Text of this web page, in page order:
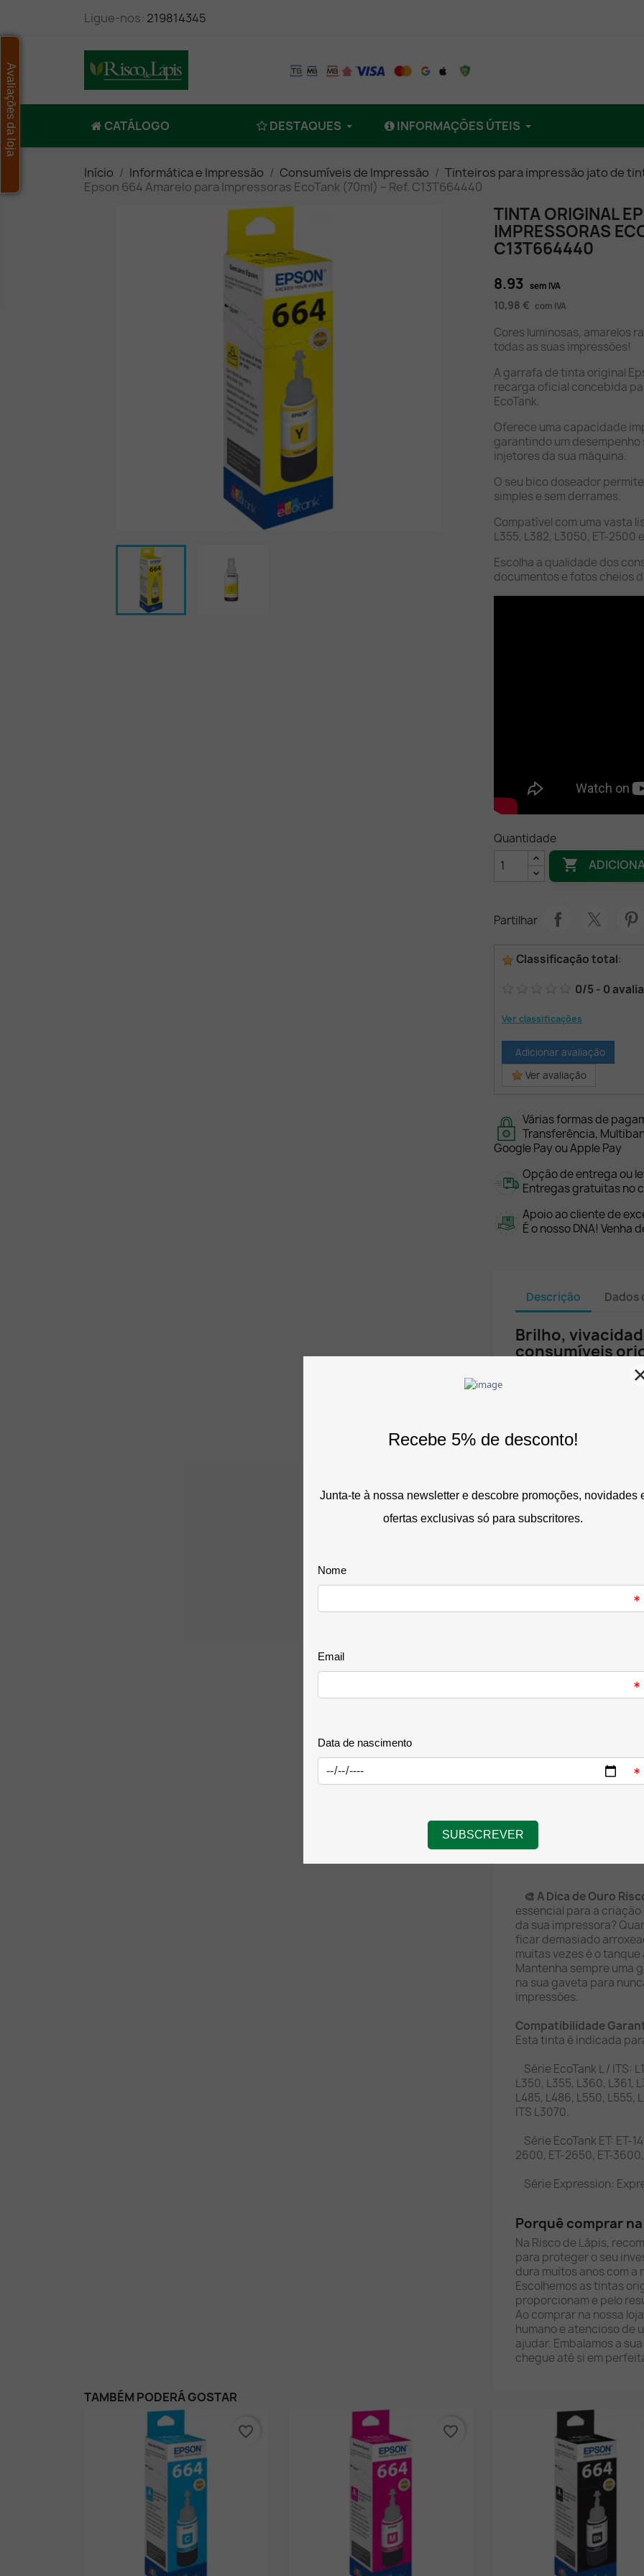
Ligue-nos: 219814345
CATÁLOGO DESTAQUES INFORMAÇÕES ÚTEIS
Início Informática e Impressão Consumíveis de Impressão Tinteiros para impressão jato de
Epson 664 Amarelo para Impressoras EcoTank (70ml) – Ref. C13T664440
TINTA ORIGINAL
IMPRESSORAS
C13T664440
8.93 sem IVA
10,98 € com IVA
Cores luminosas, amarelos
todas as suas impressões!
A garrafa de tinta original
recarga oficial concebida
EcoTank.
Oferece uma capacidade
garantindo um
injetores da sua máquina.
O seu bico doseador
simples e sem derrames.
Compatível com uma vasta
L355, L382, L3050, ET-2500
Escolha a qualidade dos
documentos e fotos cheios
Quantidade

Partilhar
Classificação total:
0/5 - 0
Ver classificações
Adicionar avaliação
Ver avaliação
Várias formas de
Transferência,
Google Pay ou Apple Pay
Opção de entrega ou
Entregas gratuitas no
Apoio ao cliente de
É o nosso DNA! Venha
Descrição Dados
Brilho,
consumíveis
Garrafa de tinta
(C13T664440) de
com capacidade
A tecnologia EcoTank
coloridos, relatórios e
incomparável. A tinta
com os mais elevados
amarelos e dourados
secagem rápida que
Características e
Rendimento
garrafa de 70 ml dura
manter a produtividade
Qualidade Original
purificada de alta
Micro Piezo contra
Sistema de Recarga
antigota foi desenhada
intuitiva, sem derrames
Cores Vivas e
gráficos definidos,
Ampla
funcionar em perfeita
impressoras Epson
🎨 A Dica de Ouro
essencial para a
da sua impressora?
ficar demasiado
muitas vezes é o
Mantenha sempre uma
na sua gaveta para
impressões.
Compatibilidade
Esta tinta é indicada
Série EcoTank L / ITS:
L350, L355, L360, L361,
L485, L486, L550, L555,
ITS L3070.
Série EcoTank ET: ET-
2600, ET-2650, ET-
Série Expression:
Porquê comprar
Na Risco de Lápis,
para proteger o seu
dura muitos anos com a
Escolhemos as tintas
proporcionam e pelo
Ao comprar na nossa
humano e atencioso de
ajudar. Embalamos a
chegue até si em
TAMBÉM PODERÁ GOSTAR
favorite_border favorite_border
Avaliações da loja